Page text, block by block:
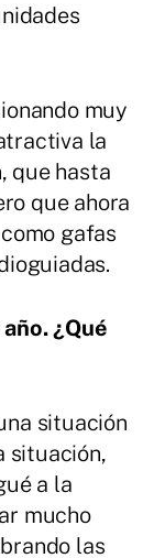
muy
la
que hasta
que ahora
gafas
¿Qué
situación
situación,
a la
mucho
las